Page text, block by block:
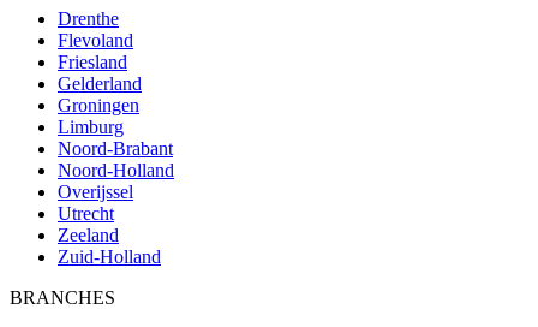
Drenthe
Flevoland
Friesland
Gelderland
Groningen
Limburg
Noord-Brabant
Noord-Holland
Overijssel
Utrecht
Zeeland
Zuid-Holland
BRANCHES